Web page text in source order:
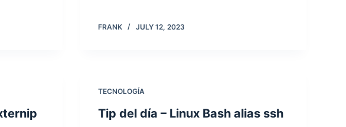
FRANK JULY 12, 2023
TECNOLOGÍA
Tip del día – Linux Bash alias ssh